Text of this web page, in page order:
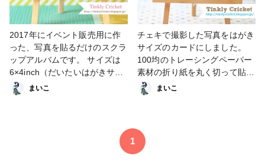
2017年にイベント販売用に作
った、写真を貼るだけのスクラ
ップアルバムです。 サイズは
6×4inch（だいたいはがきサイ
ズ）です。写真はLサイズを想
定しています。
まいこ
チェキで撮影した写真をはがき
サイズのカードにしました。
100均のトレーシングペーパー
素材の折り紙を丸く切って貼っ
ています。 サークルカッター
などは使わず、小皿やコップを
のアルバムカフェで使用される
紙を使っています。 写真は、
まいこ
1